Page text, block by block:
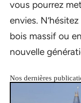
vous pourrez
envies.
bois massif ou
nouvelle
Nos dernières